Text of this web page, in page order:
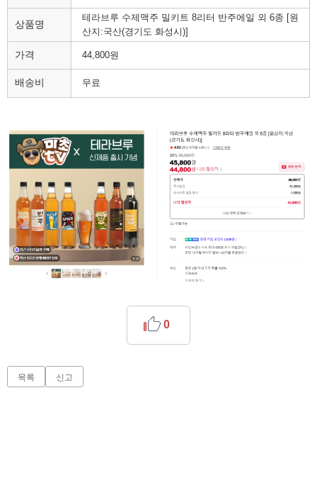
상품명
테라브루 수제맥주 밀키트 8리터 반주에일 외 6종 [원
산지:국산(경기도 화성시)]
가격 44,800원
배송비 무료
0
목록 신고